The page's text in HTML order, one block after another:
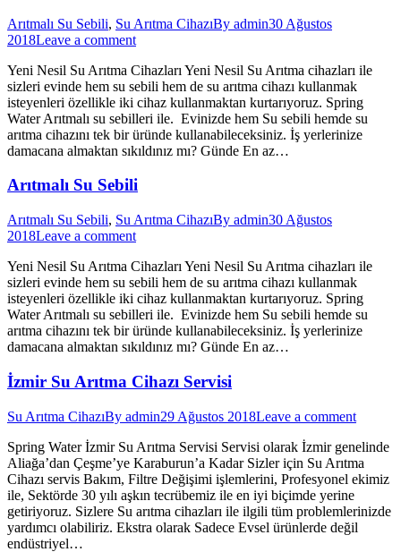
Arıtmalı Su Sebili, Su Arıtma CihazıBy admin30 Ağustos
2018Leave a comment
Yeni Nesil Su Arıtma Cihazları Yeni Nesil Su Arıtma cihazları ile
sizleri evinde hem su sebili hem de su arıtma cihazı kullanmak
isteyenleri özellikle iki cihaz kullanmaktan kurtarıyoruz. Spring
Water Arıtmalı su sebilleri ile. Evinizde hem Su sebili hemde su
arıtma cihazını tek bir üründe kullanabileceksiniz. İş yerlerinize
damacana almaktan sıkıldınız mı? Günde En az…
Arıtmalı Su Sebili
Arıtmalı Su Sebili, Su Arıtma CihazıBy admin30 Ağustos
2018Leave a comment
Yeni Nesil Su Arıtma Cihazları Yeni Nesil Su Arıtma cihazları ile
sizleri evinde hem su sebili hem de su arıtma cihazı kullanmak
isteyenleri özellikle iki cihaz kullanmaktan kurtarıyoruz. Spring
Water Arıtmalı su sebilleri ile. Evinizde hem Su sebili hemde su
arıtma cihazını tek bir üründe kullanabileceksiniz. İş yerlerinize
damacana almaktan sıkıldınız mı? Günde En az…
İzmir Su Arıtma Cihazı Servisi
Su Arıtma CihazıBy admin29 Ağustos 2018Leave a comment
Spring Water İzmir Su Arıtma Servisi Servisi olarak İzmir genelinde
Aliağa’dan Çeşme’ye Karaburun’a Kadar Sizler için Su Arıtma
Cihazı servis Bakım, Filtre Değişimi işlemlerini, Profesyonel ekimiz
ile, Sektörde 30 yılı aşkın tecrübemiz ile en iyi biçimde yerine
getiriyoruz. Sizlere Su arıtma cihazları ile ilgili tüm problemlerinizde
yardımcı olabiliriz. Ekstra olarak Sadece Evsel ürünlerde değil
endüstriyel…